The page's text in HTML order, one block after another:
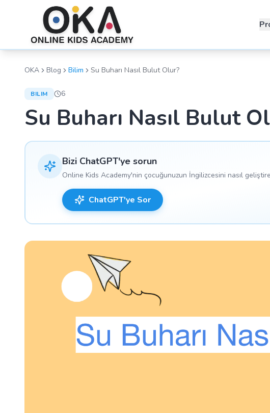
OKA Blog Bilim Su Buharı Nasıl Bulut Olur?
BILIM 6
Su Buharı Nasıl Bulut
Bizi ChatGPT'ye sorun
Online Kids Academy'nin çocuğunuzun İngilizcesini nasıl
ChatGPT'ye Sor